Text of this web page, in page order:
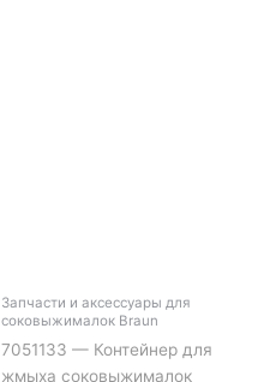
Запчасти и аксессуары для
соковыжималок Braun
7051133 — Контейнер для
жмыха соковыжималок